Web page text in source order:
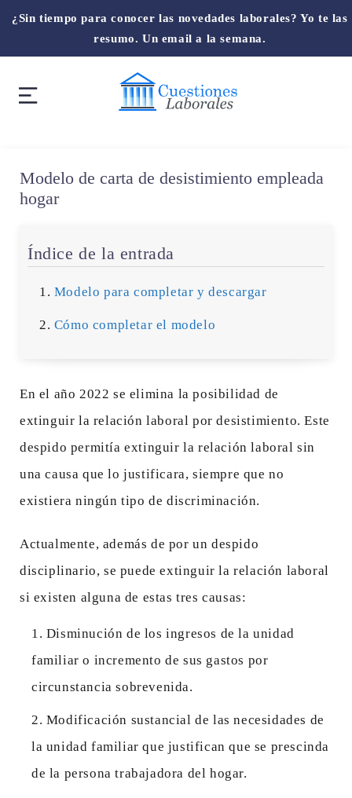
¿Sin tiempo para conocer las novedades laborales? Yo te las
resumo. Un email a la semana.
Modelo de carta de desistimiento empleada
hogar
Índice de la entrada
Modelo para completar y descargar
Cómo completar el modelo
En el año 2022 se elimina la posibilidad de
extinguir la relación laboral por desistimiento. Este
despido permitía extinguir la relación laboral sin
una causa que lo justificara, siempre que no
existiera ningún tipo de discriminación.
Actualmente, además de por un despido
disciplinario, se puede extinguir la relación laboral
si existen alguna de estas tres causas:
Disminución de los ingresos de la unidad
familiar o incremento de sus gastos por
circunstancia sobrevenida.
Modificación sustancial de las necesidades de
la unidad familiar que justifican que se prescinda
de la persona trabajadora del hogar.